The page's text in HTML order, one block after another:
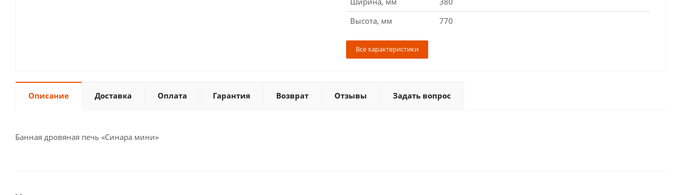
Высота, мм
770
Все характеристики
Описание Доставка Оплата Гарантия Возврат Отзывы Задать вопрос
Банная дровяная печь «Синара мини»